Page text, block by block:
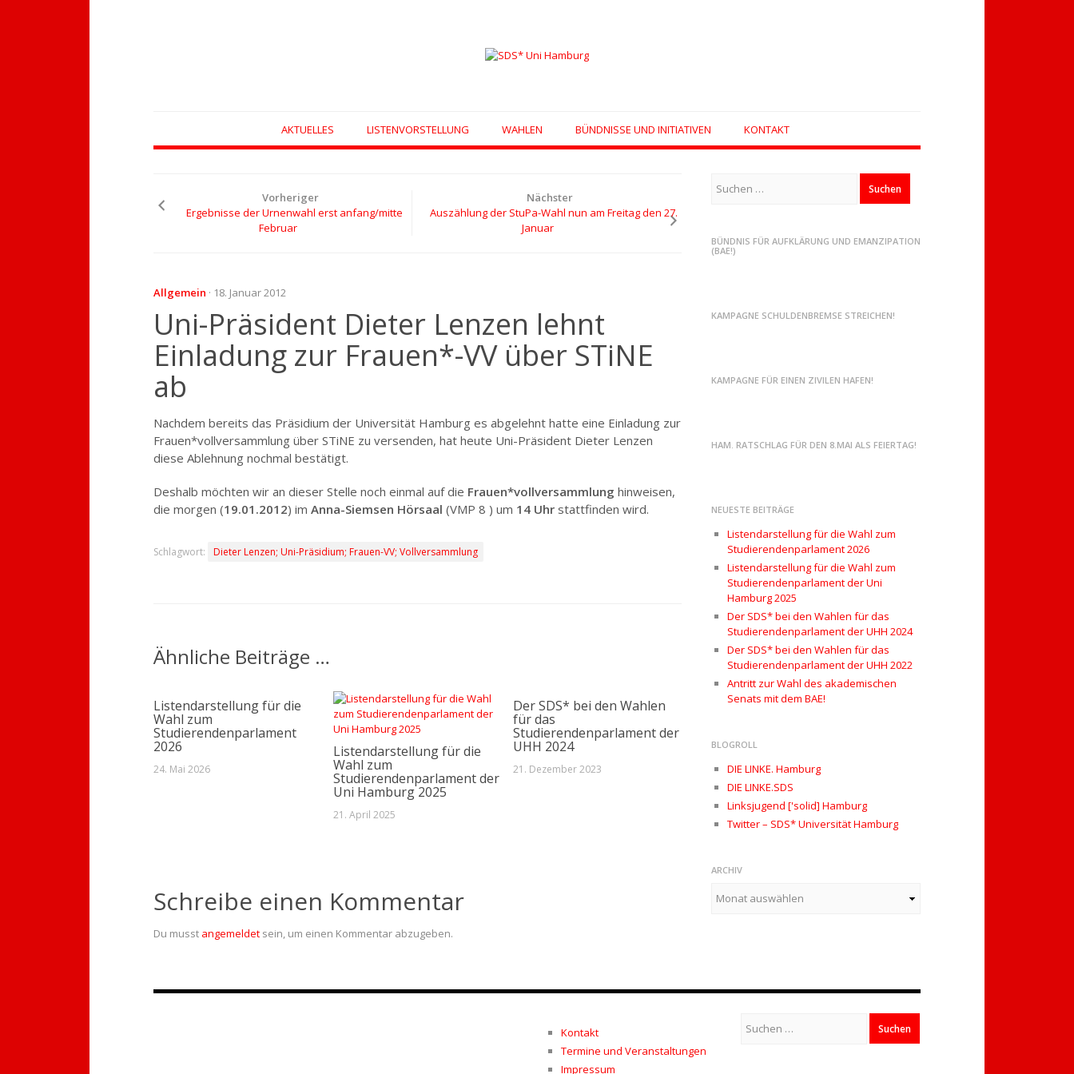
springen
AKTUELLES LISTENVORSTELLUNG WAHLEN BÜNDNISSE UND INITIATIVEN KONTAKT
Vorheriger
Ergebnisse der Urnenwahl erst anfang/mitte
Februar
Nächster
Auszählung der StuPa-Wahl nun am Freitag den 27.
Januar
Allgemein · 18. Januar 2012
Uni-Präsident Dieter Lenzen lehnt
Einladung zur Frauen*-VV über STiNE
ab
Nachdem bereits das Präsidium der Universität Hamburg es abgelehnt hatte eine Einladung zur
Frauen*vollversammlung über STiNE zu versenden, hat heute Uni-Präsident Dieter Lenzen
diese Ablehnung nochmal bestätigt.
Deshalb möchten wir an dieser Stelle noch einmal auf die Frauen*vollversammlung hinweisen,
die morgen (19.01.2012) im Anna-Siemsen Hörsaal (VMP 8 ) um 14 Uhr stattfinden wird.
Schlagwort: Dieter Lenzen; Uni-Präsidium; Frauen-VV; Vollversammlung
Ähnliche Beiträge …
Listendarstellung für die
Wahl zum
Studierendenparlament
2026
24. Mai 2026
Listendarstellung für die
Wahl zum
Studierendenparlament der
Uni Hamburg 2025
21. April 2025
Der SDS* bei den Wahlen
für das
Studierendenparlament der
UHH 2024
21. Dezember 2023
Schreibe einen Kommentar
Du musst angemeldet sein, um einen Kommentar abzugeben.
nach:
BÜNDNIS FÜR AUFKLÄRUNG UND EMANZIPATION
(BAE!)
KAMPAGNE SCHULDENBREMSE STREICHEN!
KAMPAGNE FÜR EINEN ZIVILEN HAFEN!
HAM. RATSCHLAG FÜR DEN 8.MAI ALS FEIERTAG!
NEUESTE BEITRÄGE
Listendarstellung für die Wahl zum
Studierendenparlament 2026
Listendarstellung für die Wahl zum
Studierendenparlament der Uni
Hamburg 2025
Der SDS* bei den Wahlen für das
Studierendenparlament der UHH 2024
Der SDS* bei den Wahlen für das
Studierendenparlament der UHH 2022
Antritt zur Wahl des akademischen
Senats mit dem BAE!
BLOGROLL
DIE LINKE. Hamburg
DIE LINKE.SDS
Linksjugend ['solid] Hamburg
Twitter – SDS* Universität Hamburg
ARCHIV
Kontakt
Termine und Veranstaltungen
Impressum
nach: